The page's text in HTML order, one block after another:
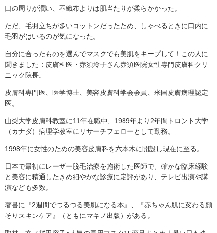
口の周りが潤い、不織布よりは肌当たりが柔らかかった。
ただ、毛羽立ちが多いコットンだったため、しゃべるときに口内に
毛羽がはいるのが気になった。
自分に合ったものを選んでマスクでも美肌をキープして！この人に
聞きました：皮膚科医・赤須玲子さん赤須医院女性専門皮膚科クリ
ニック院長。
皮膚科専門医、医学博士、美容皮膚科学会会員、米国皮膚病理認定
医。
山梨大学皮膚科教室に11年在職中、1989年より2年間トロント大学
（カナダ）病理学教室にリサーチフェローとして勤務。
1998年に女性のための美容皮膚科を六本木に開設し現在に至る。
日本で最初にレーザー脱毛治療を施術した医師で、確かな臨床経験
と美容に精通したきめ細やかな診療に定評があり、テレビ出演や講
演なども多数。
著書に『2週間でつるつる美肌になる本』、『赤ちゃん肌に変わる顔
そりスキンケア』（ともにマキノ出版）がある。